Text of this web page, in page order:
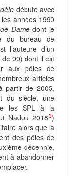
débute avec
les années 1990
Damedont je
du bureau de
l’auteure d’un
de 99) dont il est
aux pôles de
articles
partir de 2005,
du siècle, une
les SPL à la
Nadou 20183)
alors que la
des pôles de
décennie,
à abandonner